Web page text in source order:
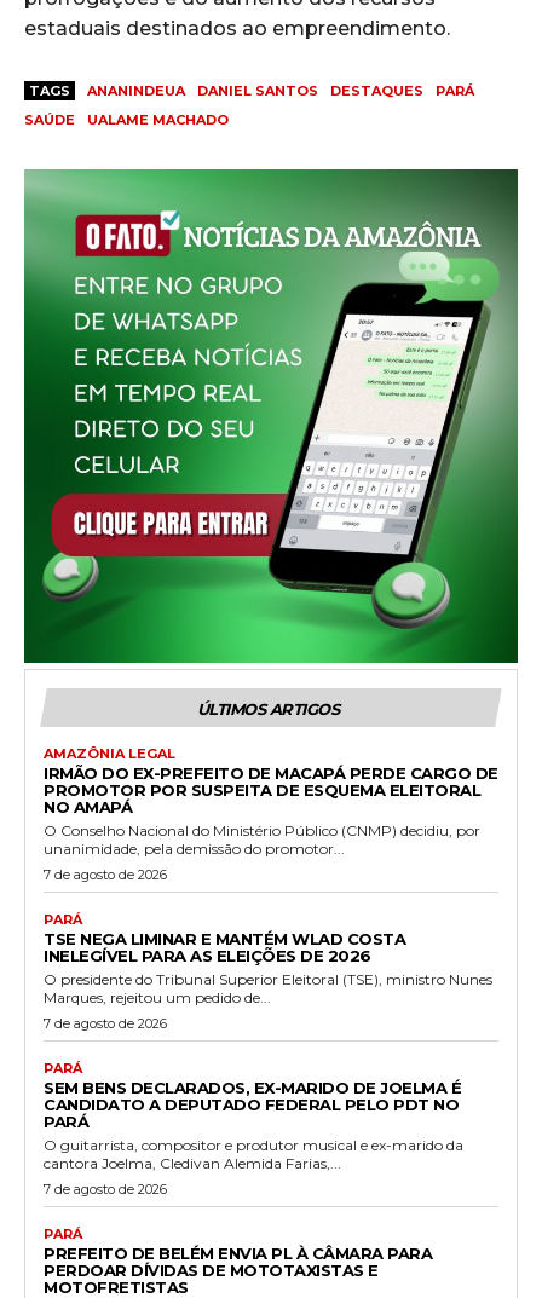
estaduais destinados ao empreendimento.
TAGS ANANINDEUA DANIEL SANTOS DESTAQUES
PARÁ
SAÚDE
UALAME MACHADO
ÚLTIMOS ARTIGOS
AMAZÔNIA LEGAL
IRMÃO DO EX-PREFEITO DE MACAPÁ PERDE CARGO DE
PROMOTOR POR SUSPEITA DE ESQUEMA ELEITORAL
NO AMAPÁ
O Conselho Nacional do Ministério Público (CNMP) decidiu, por
unanimidade, pela demissão do promotor...
7 de agosto de 2026
PARÁ
TSE NEGA LIMINAR E MANTÉM WLAD COSTA
INELEGÍVEL PARA AS ELEIÇÕES DE 2026
O presidente do Tribunal Superior Eleitoral (TSE), ministro Nunes
Marques, rejeitou um pedido de...
7 de agosto de 2026
PARÁ
SEM BENS DECLARADOS, EX-MARIDO DE JOELMA É
CANDIDATO A DEPUTADO FEDERAL PELO PDT NO
PARÁ
O guitarrista, compositor e produtor musical e ex-marido da
cantora Joelma, Cledivan Alemida Farias,...
7 de agosto de 2026
PARÁ
PREFEITO DE BELÉM ENVIA PL À CÂMARA PARA
PERDOAR DÍVIDAS DE MOTOTAXISTAS E
MOTOFRETISTAS